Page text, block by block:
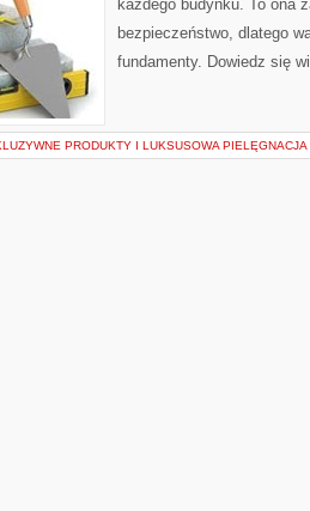
każdego budynku. To ona
bezpieczeństwo, dlatego
fundamenty. Dowiedz się
PRODUKTY I LUKSUSOWA PIELĘGNACJA